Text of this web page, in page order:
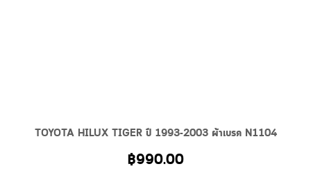
TOYOTA HILUX TIGER ปี 1993-2003 ผ้าเบรค N1104
฿990.00